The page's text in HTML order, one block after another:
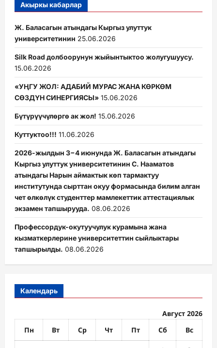
Акыркы кабарлар
Ж. Баласагын атындагы Кыргыз улуттук
университетинин 25.06.2026
Silk Road долбоорунун жыйынтыктоо жолугушуусу.
15.06.2026
«УҢГУ ЖОЛ: АДАБИЙ МУРАС ЖАНА КӨРКӨМ
СӨЗДҮН СИНЕРГИЯСЫ» 15.06.2026
Бүтүрүүчүлөргө ак жол! 15.06.2026
Куттуктоо!!! 11.06.2026
2026-жылдын 3−4 июнунда Ж. Баласагын атындагы
Кыргыз улуттук университетинин С. Нааматов
атындагы Нарын аймактык көп тармактуу
институтунда сырттан окуу формасында билим алган
чет өлкөлүк студенттер мамлекеттик аттестациялык
экзамен тапшырууда. 08.06.2026
Профессордук-окутуучулук курамына жана
кызматкерлерине университеттин сыйлыктары
тапшырылды. 08.06.2026
Календарь
Август 2026
Пн
Вт Ср Чт Пт Сб Вс